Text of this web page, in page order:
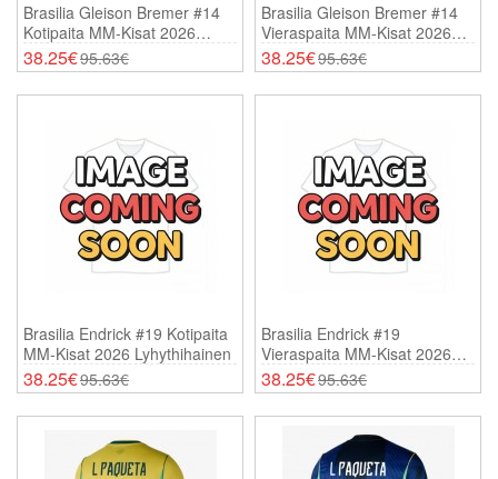
Brasilia Gleison Bremer #14
Kotipaita MM-Kisat 2026
Lyhythihainen
38.25€95.63€
Brasilia Gleison Bremer #14
Vieraspaita MM-Kisat 2026
Lyhythihainen
38.25€95.63€
Brasilia Endrick #19 Kotipaita
MM-Kisat 2026 Lyhythihainen
38.25€95.63€
Brasilia Endrick #19
Vieraspaita MM-Kisat 2026
Lyhythihainen
38.25€95.63€